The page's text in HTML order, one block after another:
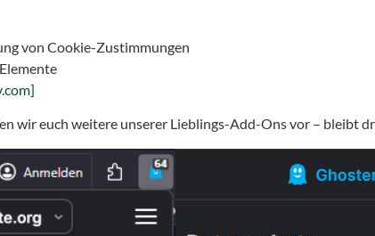
von Cookie-Zustimmungen
wir euch weitere unserer Lieblings-Add-Ons vor – bleibt